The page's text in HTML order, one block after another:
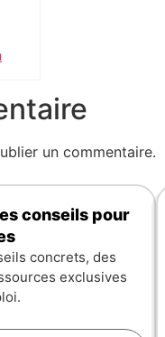
un commentaire.
conseils pour
concrets, des
exclusives